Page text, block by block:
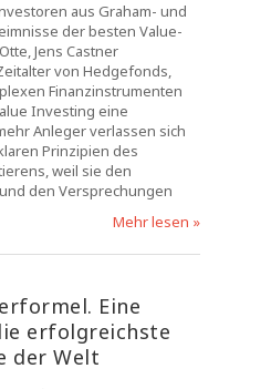
aus Graham- und
der besten Value-
Jens Castner
von Hedgefonds,
Finanzinstrumenten
Investing eine
Anleger verlassen sich
Prinzipien des
weil sie den
den Versprechungen
Mehr lesen »
Eine
erfolgreichste
der Welt